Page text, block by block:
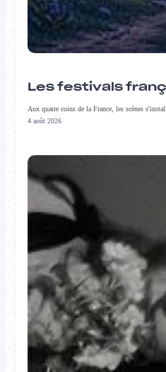
Les festivals
Aux quatre coins de la France, les scènes
4 août 2026